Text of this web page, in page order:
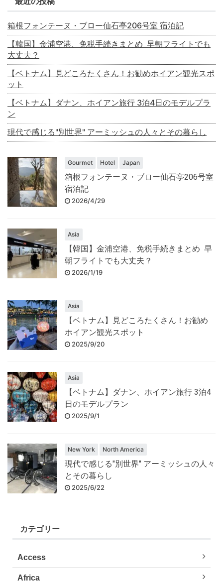
箱根フォンテーヌ・ブロー仙石亭206号室 宿泊記
【韓国】金浦空港、免税手続きまとめ 早朝フライトでも
大丈夫？
【ベトナム】見どころたくさん！お勧めホイアン観光スポ
ット
【ベトナム】ダナン、ホイアン旅行 3泊4日のモデルプラ
ン
現代で感じる"別世界" アーミッシュの人々とその暮らし
Gourmet Hotel Japan
箱根フォンテーヌ・ブロー仙石亭206号室
宿泊記
2026/4/29
Asia
【韓国】金浦空港、免税手続きまとめ 早
朝フライトでも大丈夫？
2026/1/19
Asia
【ベトナム】見どころたくさん！お勧め
ホイアン観光スポット
2025/9/20
Asia
【ベトナム】ダナン、ホイアン旅行 3泊4
日のモデルプラン
2025/9/1
New York North America
現代で感じる"別世界" アーミッシュの人々
とその暮らし
2025/6/22
カテゴリー
Access
Africa